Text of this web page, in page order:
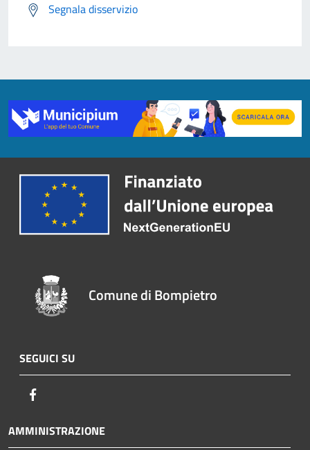
Segnala disservizio
Comune di Bompietro
SEGUICI SU
AMMINISTRAZIONE